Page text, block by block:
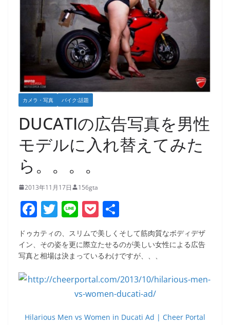
カメラ・写真 バイク:話題
DUCATIの広告写真を男性
モデルに入れ替えてみた
ら。。。。
2013年11月17日 156gta
F
a
c
e
b
o
T
w
itt
er
Li
n
e
P
o
ck
et
有
ドゥカティの、スリムで美しくそして筋肉質なボディデザ
イン、その姿を更に際立たせるのが美しい女性による広告
写真と相場は決まっているわけですが、、、
Hilarious Men vs Women in Ducati Ad | Cheer Portal